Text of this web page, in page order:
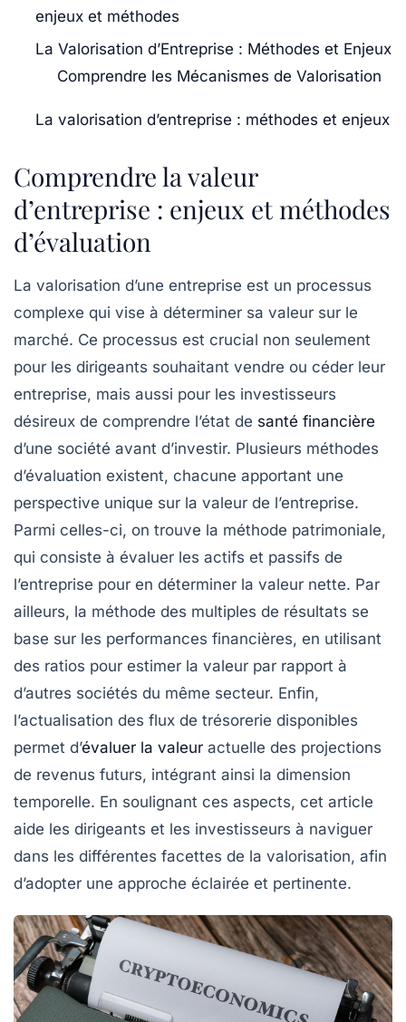
enjeux et méthodes
La Valorisation d’Entreprise : Méthodes et Enjeux
Comprendre les Mécanismes de Valorisation
La valorisation d’entreprise : méthodes et enjeux
Comprendre la valeur
d’entreprise : enjeux et méthodes
d’évaluation
La valorisation d’une entreprise est un processus
complexe qui vise à déterminer sa valeur sur le
marché. Ce processus est crucial non seulement
pour les dirigeants souhaitant vendre ou céder leur
entreprise, mais aussi pour les investisseurs
désireux de comprendre l’état de santé financière
d’une société avant d’investir. Plusieurs méthodes
d’évaluation existent, chacune apportant une
perspective unique sur la valeur de l’entreprise.
Parmi celles-ci, on trouve la méthode patrimoniale,
qui consiste à évaluer les actifs et passifs de
l’entreprise pour en déterminer la valeur nette. Par
ailleurs, la méthode des multiples de résultats se
base sur les performances financières, en utilisant
des ratios pour estimer la valeur par rapport à
d’autres sociétés du même secteur. Enfin,
l’actualisation des flux de trésorerie disponibles
permet d’évaluer la valeur actuelle des projections
de revenus futurs, intégrant ainsi la dimension
temporelle. En soulignant ces aspects, cet article
aide les dirigeants et les investisseurs à naviguer
dans les différentes facettes de la valorisation, afin
d’adopter une approche éclairée et pertinente.